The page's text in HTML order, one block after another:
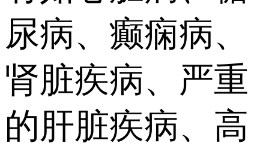
尿病、癫痫病、
肾脏疾病、严重
的肝脏疾病、高